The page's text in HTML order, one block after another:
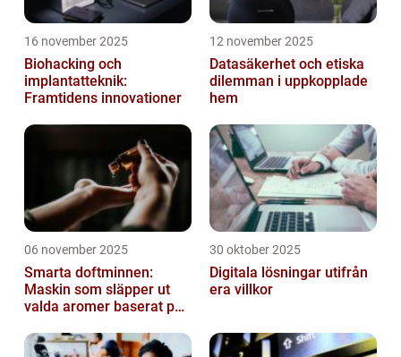
16 november 2025
Biohacking och
implantatteknik:
Framtidens innovationer
12 november 2025
Datasäkerhet och etiska
dilemman i uppkopplade
hem
06 november 2025
Smarta doftminnen:
Maskin som släpper ut
valda aromer baserat på
30 oktober 2025
Digitala lösningar utifrån
era villkor